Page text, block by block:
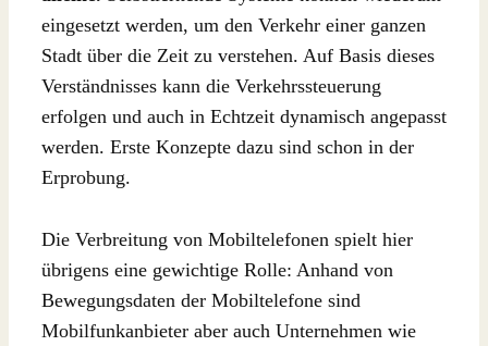
eingesetzt werden, um den Verkehr einer ganzen
Stadt über die Zeit zu verstehen. Auf Basis dieses
Verständnisses kann die Verkehrssteuerung
erfolgen und auch in Echtzeit dynamisch angepasst
werden. Erste Konzepte dazu sind schon in der
Erprobung.
Die Verbreitung von Mobiltelefonen spielt hier
übrigens eine gewichtige Rolle: Anhand von
Bewegungsdaten der Mobiltelefone sind
Mobilfunkanbieter aber auch Unternehmen wie